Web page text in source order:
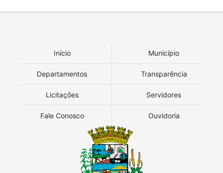
Início Município
Departamentos Transparência
Licitações Servidores
Fale Conosco Ouvidoria